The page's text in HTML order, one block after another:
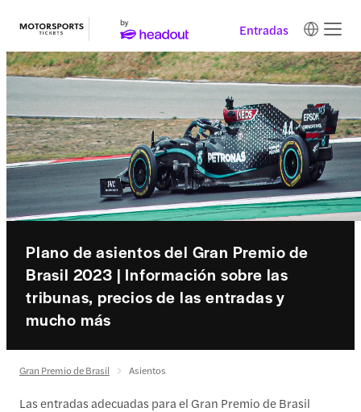
Entradas
Plano de asientos del Gran Premio de
Brasil 2023 | Información sobre las
tribunas, precios de las entradas y
mucho más
Gran Premio de Brasil Asientos
Las entradas adecuadas para el Gran Premio de Brasil